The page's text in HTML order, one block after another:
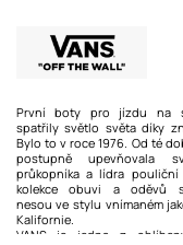
První boty pro jízdu na
spatřily světlo světa díky
Bylo to v roce 1976. Od té
postupně upevňovala
průkopníka a lídra pouliční
kolekce obuvi a oděvů
nesou ve stylu vnímaném
Kalifornie.
VANS je jedna z